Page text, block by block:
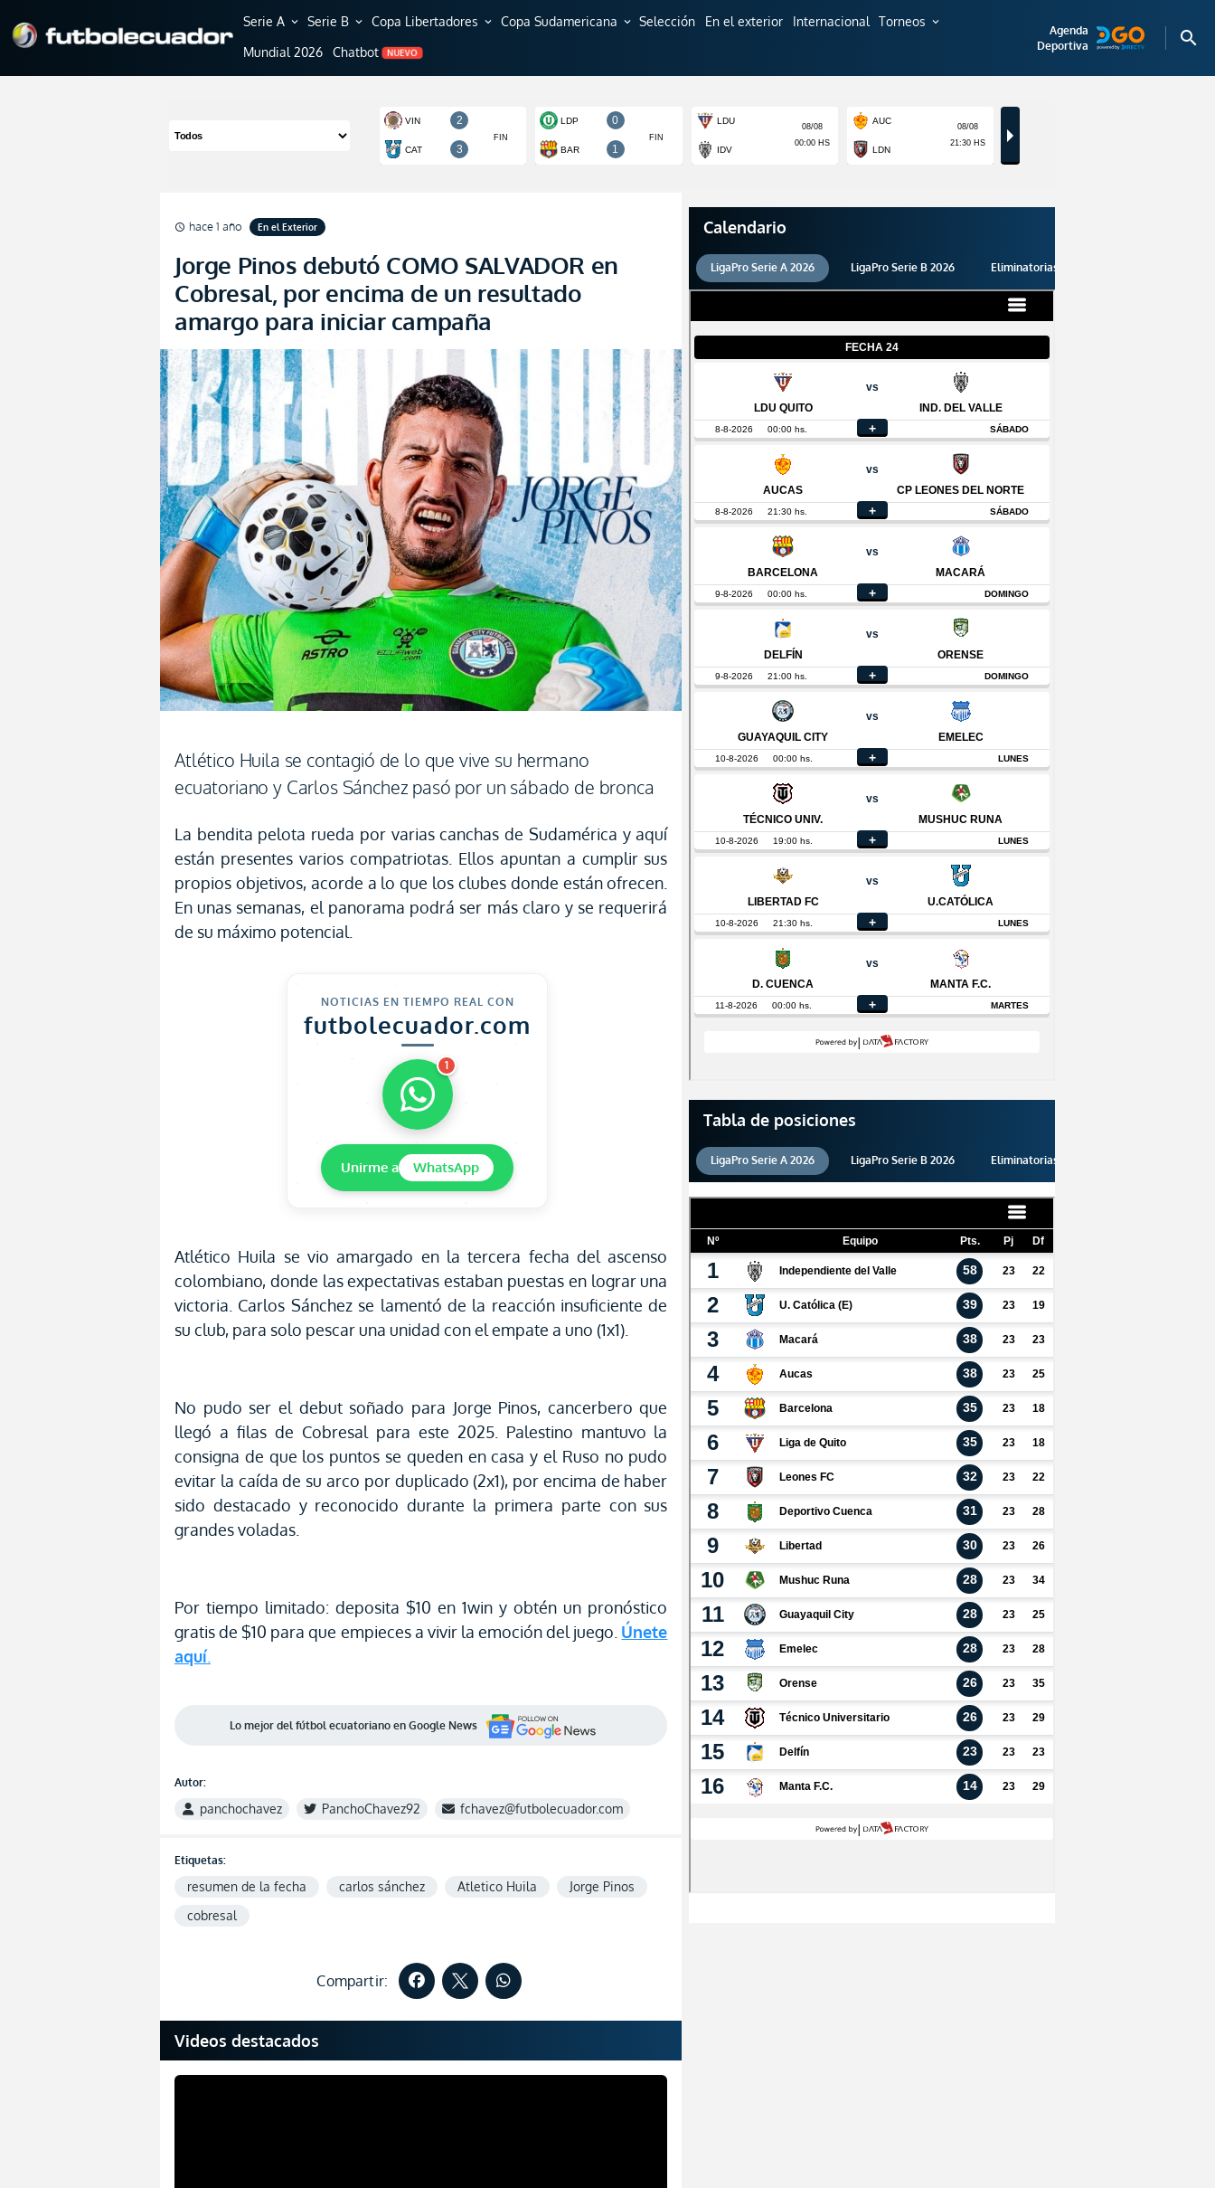
Serie A expand_more Serie B expand_more Copa Libertadores expand_more Copa Sudamericana expand_more Selección En el exterior Internacional Torneos expand_more
Mundial 2026 Chatbot NUEVO
Agenda
Deportiva
search
schedule hace 1 año En el Exterior
Jorge Pinos debutó COMO SALVADOR en
Cobresal, por encima de un resultado
amargo para iniciar campaña
Atlético Huila se contagió de lo que vive su hermano
ecuatoriano y Carlos Sánchez pasó por un sábado de bronca
La bendita pelota rueda por varias canchas de Sudamérica y aquí
están presentes varios compatriotas. Ellos apuntan a cumplir sus
propios objetivos, acorde a lo que los clubes donde están ofrecen.
En unas semanas, el panorama podrá ser más claro y se requerirá
de su máximo potencial.
NOTICIAS EN TIEMPO REAL CON
futbolecuador.com
1
Unirme a WhatsApp
Atlético Huila se vio amargado en la tercera fecha del ascenso
colombiano, donde las expectativas estaban puestas en lograr una
victoria. Carlos Sánchez se lamentó de la reacción insuficiente de
su club, para solo pescar una unidad con el empate a uno (1x1).
No pudo ser el debut soñado para Jorge Pinos, cancerbero que
llegó a filas de Cobresal para este 2025. Palestino mantuvo la
consigna de que los puntos se queden en casa y el Ruso no pudo
evitar la caída de su arco por duplicado (2x1), por encima de haber
sido destacado y reconocido durante la primera parte con sus
grandes voladas.
Por tiempo limitado: deposita $10 en 1win y obtén un pronóstico
gratis de $10 para que empieces a vivir la emoción del juego. Únete
aquí.
Lo mejor del fútbol ecuatoriano en Google News
Autor:
panchochavez PanchoChavez92 fchavez@futbolecuador.com
Etiquetas:
resumen de la fecha carlos sánchez Atletico Huila
Jorge Pinos
cobresal
Compartir:
Videos destacados
Calendario
LigaPro Serie A 2026 LigaPro Serie B 2026 Eliminatorias 2026
Tabla de posiciones
LigaPro Serie A 2026 LigaPro Serie B 2026 Eliminatorias 2026